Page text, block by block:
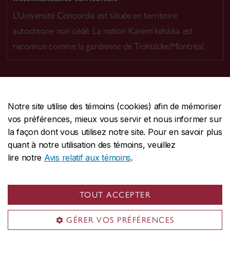
Notre site utilise des témoins (cookies) afin de mémoriser
vos préférences, mieux vous servir et nous informer sur
la façon dont vous utilisez notre site. Pour en savoir plus
quant à notre utilisation des témoins, veuillez
lire notre Avis relatif aux témoins.
TOUT ACCEPTER
GÉRER VOS PRÉFÉRENCES
L’Université Concordia est située en territoire
autochtone non cédé. La nation Kanien’kehá:ka est
reconnue comme la gardienne de Tiohtià:ke/Montréal.
CENTRALE514-848-2424
URGENCE514-848-3717
Protection et prévention | Accessibilité | Confidentialité
Conditions d'utilisation | Gérer les témoins
© Université Concordia. Montréal, QC, Canada